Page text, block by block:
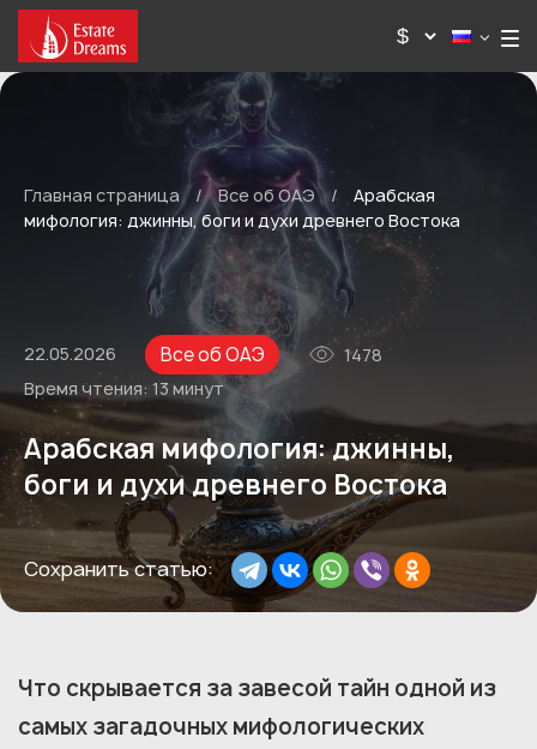
Главная страница / Все об ОАЭ /
Арабская
мифология: джинны, боги и духи древнего Востока
22.05.2026 Все об ОАЭ
1478
Время чтения: 13 минут
Арабская мифология: джинны,
боги и духи древнего Востока
Сохранить статью:
Что скрывается за завесой тайн одной из
самых загадочных мифологических